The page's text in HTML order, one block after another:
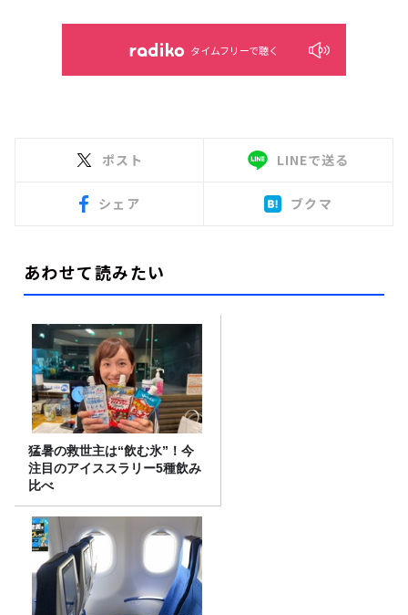
タイムフリーで聴く
ポスト LINEで送る
シェア ブクマ
あわせて読みたい
猛暑の救世主は“飲む氷”！今
注目のアイススラリー5種飲み
比べ